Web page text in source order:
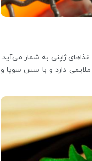
ژاپنی به شمار می‌آید.
دارد و با سس سویا و